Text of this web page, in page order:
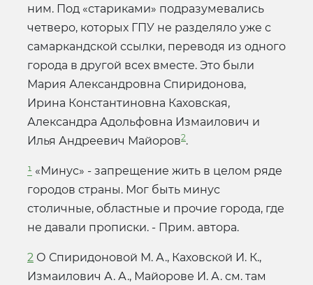
ним. Под «стариками» подразумевались
четверо, которых ГПУ не разделяло уже с
самаркандской ссылки, переводя из одного
города в другой всех вместе. Это были
Мария Александровна Спиридонова,
Ирина Константиновна Каховская,
Александра Адольфовна Измаилович и
Илья Андреевич Майоров2.
¹ «Минус» - запрещение жить в целом ряде
городов страны. Мог быть минус
столичные, областные и прочие города, где
не давали прописки. - Прим. автора.
2 О Спиридоновой М. А., Каховской И. К.,
Измаилович А. А., Майорове И. А. см. там